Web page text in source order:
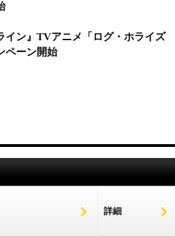
イン』TVアニメ「ログ・ホライズ
ペーン開始
詳細